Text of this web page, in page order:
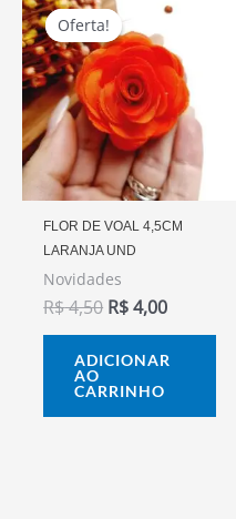
Oferta!
Oferta!
FLOR DE VOAL 4,5CM
LARANJA UND
Novidades
R$4,50
Preço
Original
Era:
R$ 4,50.
R$4,00
Preço
É:
R$ 4,00.
ADICIONAR
AO
CARRINHO